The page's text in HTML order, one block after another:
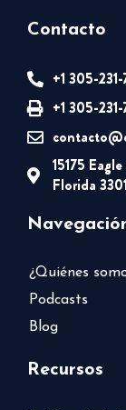
Contacto
+1 305-
+1 305-
15175
Florida
¿Quiénes
Podcasts
Blog
Recursos